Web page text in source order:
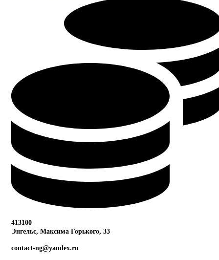
413100
Энгельс, Максима Горького, 33
contact-ng@yandex.ru